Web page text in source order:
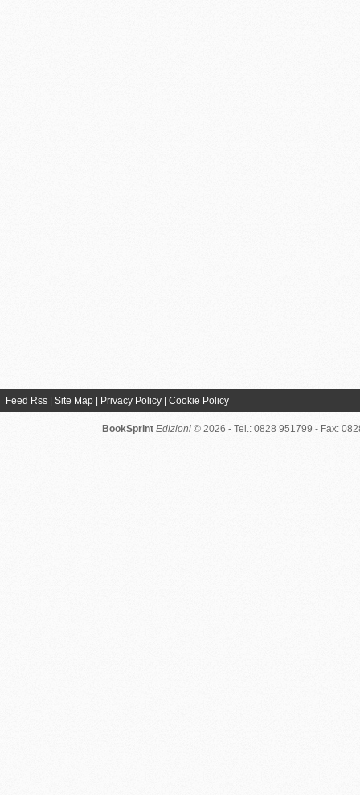
Feed Rss Site Map Privacy Policy Cookie Policy
BookSprint Edizioni © 2026 - Tel.: 0828 951799 - Fax: